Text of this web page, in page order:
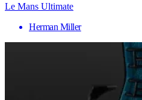
Le Mans Ultimate
Herman Miller